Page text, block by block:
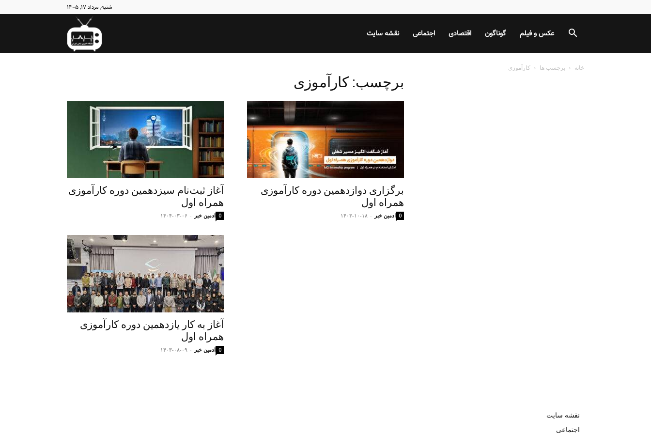
شنبه, مرداد ۱۷, ۱۴۰۵
نبض نقشه سایت اجتماعی اقتصادی گوناگون عکس و فیلم
خانه برچسب ها کارآموزی
برچسب: کارآموزی
آغاز ثبت‌نام سیزدهمین دوره کارآموزی
همراه اول
ادمین خبر - ۱۴۰۴-۰۳-۰۶ 0
برگزاری دوازدهمین دوره کارآموزی
همراه اول
ادمین خبر - ۱۴۰۳-۱۰-۱۸ 0
آغاز به‌ کار یازدهمین دوره کارآموزی
همراه اول
ادمین خبر - ۱۴۰۳-۰۸-۰۹ 0
نقشه سایت
اجتماعی